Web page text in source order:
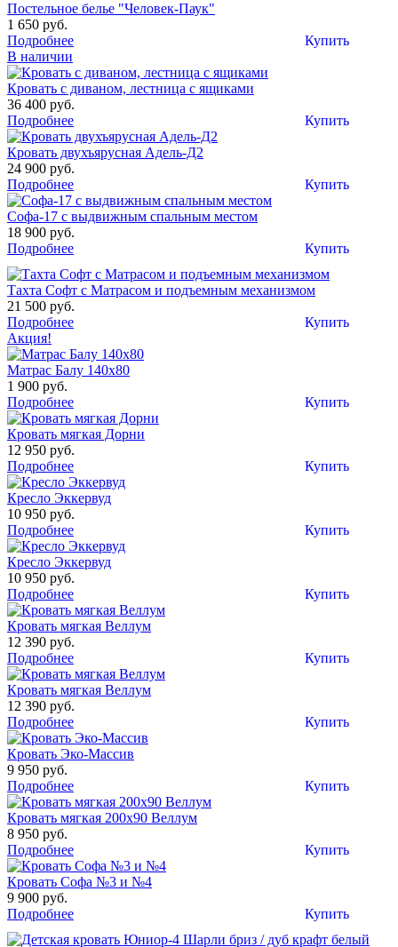
Постельное белье "Человек-Паук"
1 650 руб.
Купить
Подробнее
В наличии
Кровать с диваном, лестница с ящиками
36 400 руб.
Купить
Подробнее
Кровать двухъярусная Адель-Д2
24 900 руб.
Купить
Подробнее
Софа-17 с выдвижным спальным местом
18 900 руб.
Купить
Подробнее
Тахта Софт с Матрасом и подъемным механизмом
21 500 руб.
Купить
Подробнее
Акция!
Матрас Балу 140х80
1 900 руб.
Купить
Подробнее
Кровать мягкая Дорни
12 950 руб.
Купить
Подробнее
Кресло Эккервуд
10 950 руб.
Купить
Подробнее
Кресло Эккервуд
10 950 руб.
Купить
Подробнее
Кровать мягкая Веллум
12 390 руб.
Купить
Подробнее
Кровать мягкая Веллум
12 390 руб.
Купить
Подробнее
Кровать Эко-Массив
9 950 руб.
Купить
Подробнее
Кровать мягкая 200х90 Веллум
8 950 руб.
Купить
Подробнее
Кровать Софа №3 и №4
9 900 руб.
Купить
Подробнее